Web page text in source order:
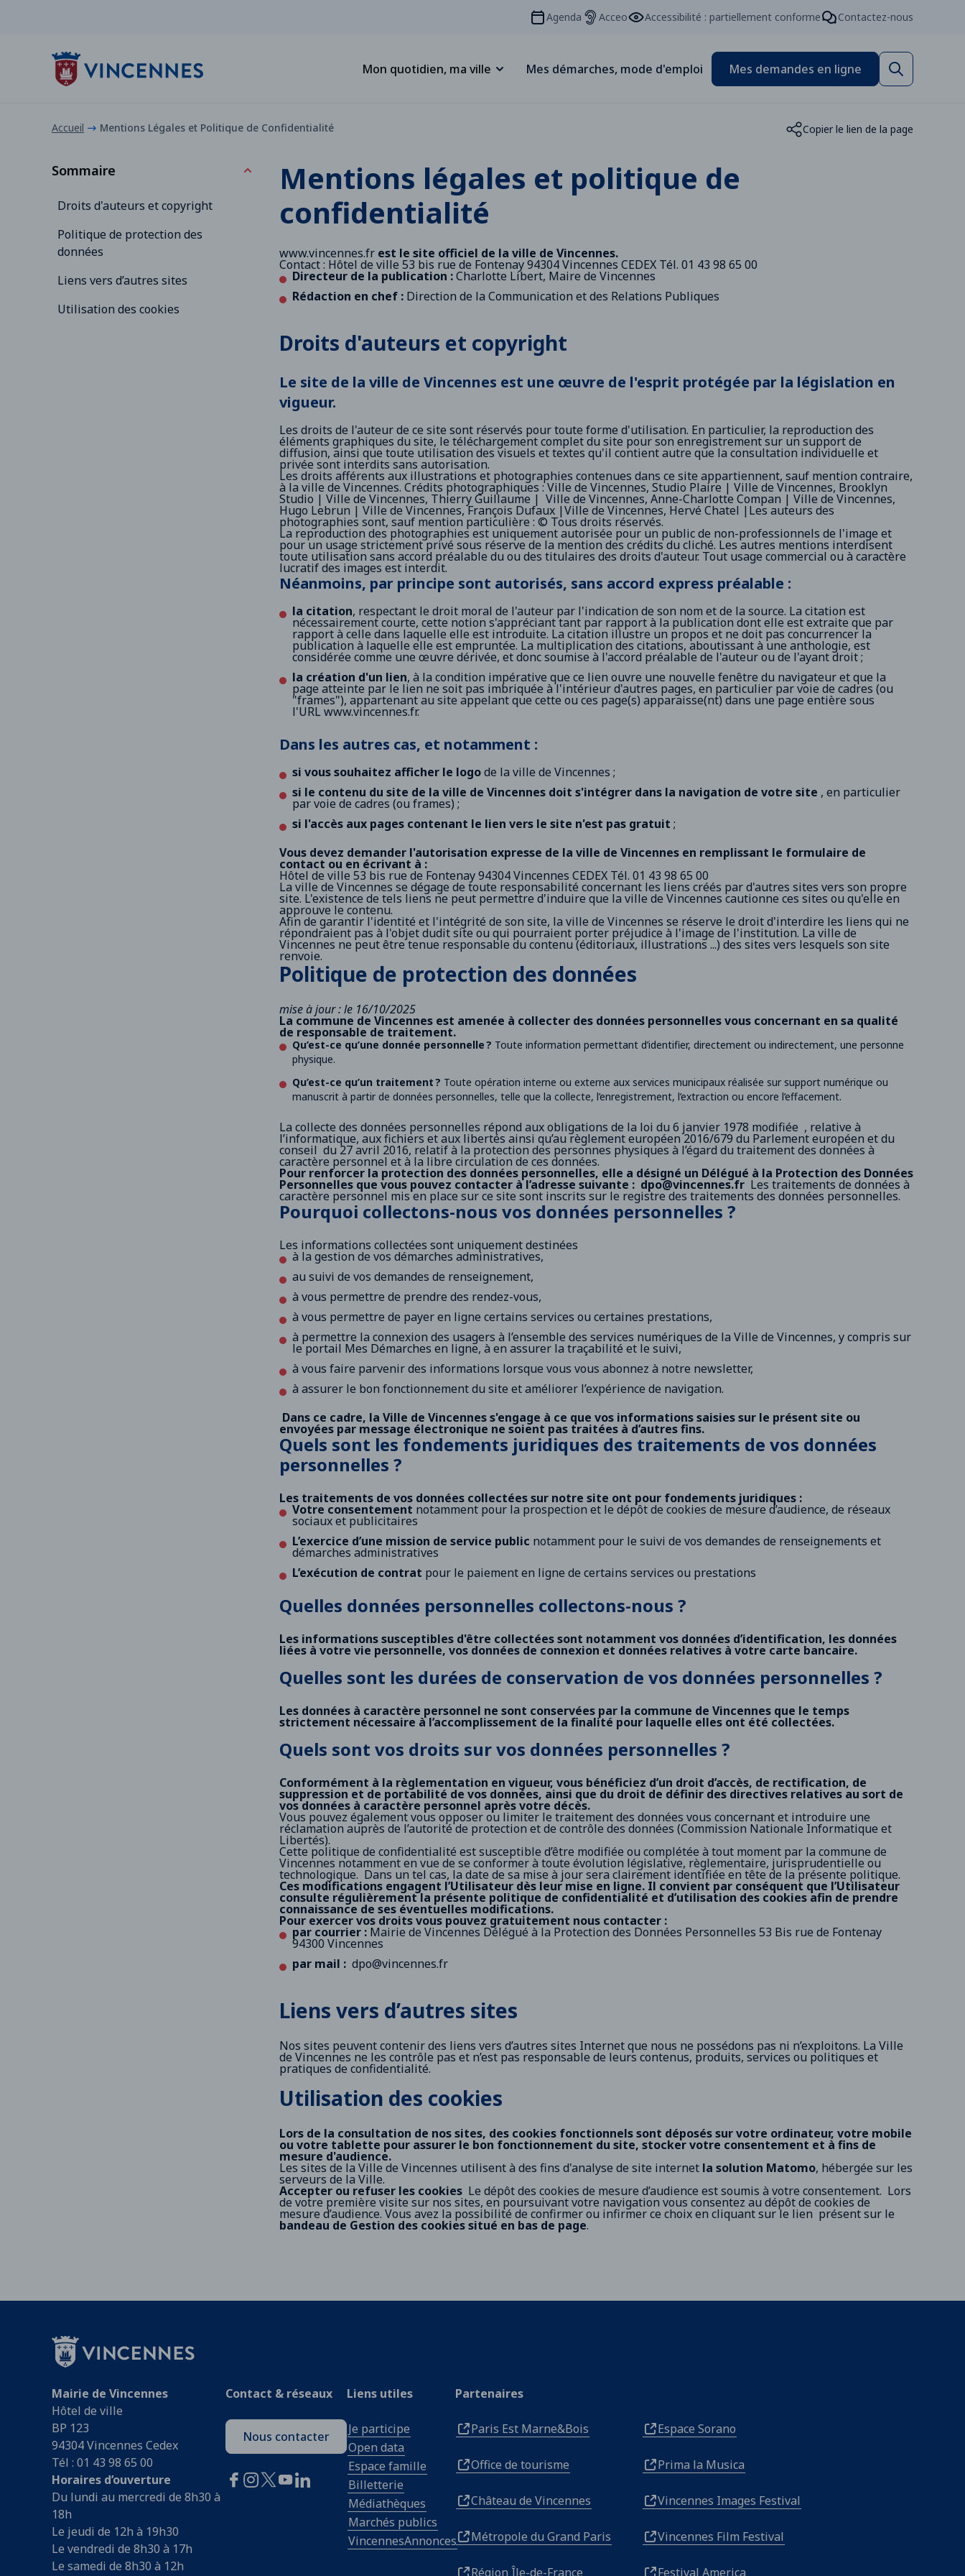
Agenda Acceo Accessibilité : partiellement conforme Contactez-nous
Mon quotidien, ma ville Mes démarches, mode d'emploi Mes demandes en ligne
Accueil Mentions Légales et Politique de Confidentialité Copier le lien de la page
Sommaire
Droits d'auteurs et copyright
Politique de protection des
données
Liens vers d’autres sites
Utilisation des cookies
Mentions légales et politique de
confidentialité
www.vincennes.fr est le site officiel de la ville de Vincennes.
Contact : Hôtel de ville 53 bis rue de Fontenay 94304 Vincennes CEDEX Tél. 01 43 98 65 00
Directeur de la publication :Charlotte Libert, Maire de Vincennes
Rédaction en chef : Direction de la Communication et des Relations Publiques
Droits d'auteurs et copyright
Le site de la ville de Vincennes est une œuvre de l'esprit protégée par la législation en
vigueur.
Les droits de l'auteur de ce site sont réservés pour toute forme d'utilisation. En particulier, la reproduction des
éléments graphiques du site, le téléchargement complet du site pour son enregistrement sur un support de
diffusion, ainsi que toute utilisation des visuels et textes qu'il contient autre que la consultation individuelle et
privée sont interdits sans autorisation.
Les droits afférents aux illustrations et photographies contenues dans ce site appartiennent, sauf mention contraire,
à la ville de Vincennes. Crédits photographiques : Ville de Vincennes, Studio Plaire | Ville de Vincennes, Brooklyn
Studio | Ville de Vincennes, Thierry Guillaume | Ville de Vincennes, Anne-Charlotte Compan | Ville de Vincennes,
Hugo Lebrun | Ville de Vincennes, François Dufaux |Ville de Vincennes, Hervé Chatel |Les auteurs des
photographies sont, sauf mention particulière : © Tous droits réservés.
La reproduction des photographies est uniquement autorisée pour un public de non-professionnels de l'image et
pour un usage strictement privé sous réserve de la mention des crédits du cliché. Les autres mentions interdisent
toute utilisation sans accord préalable du ou des titulaires des droits d'auteur. Tout usage commercial ou à caractère
lucratif des images est interdit.
Néanmoins, par principe sont autorisés, sans accord express préalable :
la citation, respectant le droit moral de l'auteur par l'indication de son nom et de la source. La citation est
nécessairement courte, cette notion s'appréciant tant par rapport à la publication dont elle est extraite que par
rapport à celle dans laquelle elle est introduite. La citation illustre un propos et ne doit pas concurrencer la
publication à laquelle elle est empruntée. La multiplication des citations, aboutissant à une anthologie, est
considérée comme une œuvre dérivée, et donc soumise à l'accord préalable de l'auteur ou de l'ayant droit ;
la création d'un lien, à la condition impérative que ce lien ouvre une nouvelle fenêtre du navigateur et que la
page atteinte par le lien ne soit pas imbriquée à l'intérieur d'autres pages, en particulier par voie de cadres (ou
"frames"), appartenant au site appelant que cette ou ces page(s) apparaisse(nt) dans une page entière sous
l'URL www.vincennes.fr.
Dans les autres cas, et notamment :
si vous souhaitez afficher le logode la ville de Vincennes ;
si le contenu du site de la ville de Vincennes doit s'intégrer dans la navigation de votre site , en particulier
par voie de cadres (ou frames) ;
si l'accès aux pages contenant le lien vers le site n'est pas gratuit ;
Vous devez demander l'autorisation expresse de la ville de Vincennes en remplissant le formulaire de
contact ou en écrivant à :
Hôtel de ville 53 bis rue de Fontenay 94304 Vincennes CEDEX Tél. 01 43 98 65 00
La ville de Vincennes se dégage de toute responsabilité concernant les liens créés par d'autres sites vers son propre
site. L'existence de tels liens ne peut permettre d'induire que la ville de Vincennes cautionne ces sites ou qu'elle en
approuve le contenu.
Afin de garantir l'identité et l'intégrité de son site, la ville de Vincennes se réserve le droit d'interdire les liens qui ne
répondraient pas à l'objet dudit site ou qui pourraient porter préjudice à l'image de l'institution. La ville de
Vincennes ne peut être tenue responsable du contenu (éditoriaux, illustrations ...) des sites vers lesquels son site
renvoie.
Politique de protection des données
mise à jour : le 16/10/2025
La commune de Vincennes est amenée à collecter des données personnelles vous concernant en sa qualité
de responsable de traitement.
Qu’est-ce qu’une donnée personnelle ? Toute information permettant d’identifier, directement ou indirectement, une personne
physique.
Qu’est-ce qu’un traitement ? Toute opération interne ou externe aux services municipaux réalisée sur support numérique ou
manuscrit à partir de données personnelles, telle que la collecte, l’enregistrement, l’extraction ou encore l’effacement.
La collecte des données personnelles répond aux obligations de la loi du 6 janvier 1978 modifiée , relative à
l’informatique, aux fichiers et aux libertés ainsi qu’aurèglement européen 2016/679 du Parlement européen et du
conseil du 27 avril 2016, relatif à la protection des personnes physiques à l’égard du traitement des données à
caractère personnel et à la libre circulation de ces données.
Pour renforcer la protection des données personnelles, elle a désigné un Délégué à la Protection des Données
Personnelles que vous pouvez contacter à l’adresse suivante : dpo@vincennes.fr Les traitements de données à
caractère personnel mis en place sur ce site sont inscrits sur le registre des traitements des données personnelles.
Pourquoi collectons-nous vos données personnelles ?
Les informations collectées sont uniquement destinées
à la gestion de vos démarches administratives,
au suivi de vos demandes de renseignement,
à vous permettre de prendre des rendez-vous,
à vous permettre de payer en ligne certains services ou certaines prestations,
à permettre la connexion des usagers à l’ensemble des services numériques de la Ville de Vincennes, y compris sur
le portail Mes Démarches en ligne, à en assurer la traçabilité et le suivi,
à vous faire parvenir des informations lorsque vous vous abonnez à notre newsletter,
à assurer le bon fonctionnement du site et améliorer l’expérience de navigation.
Dans ce cadre, la Ville de Vincennes s'engage à ce que vos informations saisies sur le présent site ou
envoyées par message électronique ne soient pas traitées à d’autres fins.
Quels sont les fondements juridiques des traitements de vos données
personnelles ?
Les traitements de vos données collectées sur notre site ont pour fondements juridiques :
Votre consentement notamment pour la prospection et le dépôt de cookies de mesure d’audience, de réseaux
sociaux et publicitaires
L’exercice d’une mission de service public notamment pour le suivi de vos demandes de renseignements et
démarches administratives
L’exécution de contrat pour le paiement en ligne de certains services ou prestations
Quelles données personnelles collectons-nous ?
Les informations susceptibles d'être collectées sont notamment vos données d’identification, les données
liées à votre vie personnelle, vos données de connexion et données relatives à votre carte bancaire.
Quelles sont les durées de conservation de vos données personnelles ?
Les données à caractère personnel ne sont conservées par la commune de Vincennes que le temps
strictement nécessaire à l’accomplissement de la finalité pour laquelle elles ont été collectées.
Quels sont vos droits sur vos données personnelles ?
Conformément à la règlementation en vigueur, vous bénéficiez d’un droit d’accès, de rectification, de
suppression et de portabilité de vos données, ainsi que du droit de définir des directives relatives au sort de
vos données à caractère personnel après votre décès.
Vous pouvez également vous opposer ou limiter le traitement des données vous concernant et introduire une
réclamation auprès de l’autorité de protection et de contrôle des données (Commission Nationale Informatique et
Libertés).
Cette politique de confidentialité est susceptible d’être modifiée ou complétée à tout moment par la commune de
Vincennes notamment en vue de se conformer à toute évolution législative, règlementaire, jurisprudentielle ou
technologique. Dans un tel cas, la date de sa mise à jour sera clairement identifiée en tête de la présente politique.
Ces modifications engagent l’Utilisateur dès leur mise en ligne. Il convient par conséquent que l’Utilisateur
consulte régulièrement la présente politique de confidentialité et d’utilisation des cookies afin de prendre
connaissance de ses éventuelles modifications.
Pour exercer vos droits vous pouvez gratuitement nous contacter :
par courrier : Mairie de Vincennes Délégué à la Protection des Données Personnelles 53 Bis rue de Fontenay
94300 Vincennes
par mail : dpo@vincennes.fr
Liens vers d’autres sites
Nos sites peuvent contenir des liens vers d’autres sites Internet que nous ne possédons pas ni n’exploitons. La Ville
de Vincennes ne les contrôle pas et n’est pas responsable de leurs contenus, produits, services ou politiques et
pratiques de confidentialité.
Utilisation des cookies
Lors de la consultation de nos sites, des cookies fonctionnels sont déposés sur votre ordinateur, votre mobile
ou votre tablette pour assurer le bon fonctionnement du site, stocker votre consentement et à fins de
mesure d'audience.
Les sites de la Ville de Vincennes utilisent à des fins d'analyse de site internet la solution Matomo, hébergée sur les
serveurs de la Ville.
Accepter ou refuser les cookies Le dépôt des cookies de mesure d’audience est soumis à votre consentement. Lors
de votre première visite sur nos sites, en poursuivant votre navigation vous consentez au dépôt de cookies de
mesure d’audience. Vous avez la possibilité de confirmer ou infirmer ce choix en cliquant sur le lien présent sur le
bandeau de Gestion des cookies situé en bas de page.
Mairie de Vincennes
Hôtel de ville
BP 123
94304 Vincennes Cedex
Tél : 01 43 98 65 00
Horaires d’ouverture
Du lundi au mercredi de 8h30 à
18h
Le jeudi de 12h à 19h30
Le vendredi de 8h30 à 17h
Le samedi de 8h30 à 12h
Contact & réseaux
Nous contacter
Liens utiles
Je participe
Open data
Espace famille
Billetterie
Médiathèques
Marchés publics
VincennesAnnonces
Partenaires
Paris Est Marne&Bois
Office de tourisme
Château de Vincennes
Métropole du Grand Paris
Région Île-de-France
Espace Sorano
Prima la Musica
Vincennes Images Festival
Vincennes Film Festival
Festival America